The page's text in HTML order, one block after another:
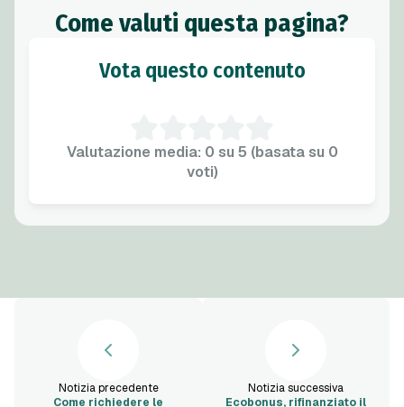
Come valuti questa pagina?
Vota questo contenuto
Valutazione media: 0 su 5 (basata su 0
voti)
Notizia precedente
Come richiedere le
Notizia successiva
Ecobonus, rifinanziato il